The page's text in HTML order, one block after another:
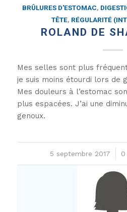
BRÛLURES D'ESTOMAC,
TÊTE, RÉGULARITÉ
ROLAND DE
Mes selles sont plus
je suis moins étourdi lors de
Mes douleurs à l’estomac
plus espacées. J’ai une
genoux.
5 septembre 2017
/ 0